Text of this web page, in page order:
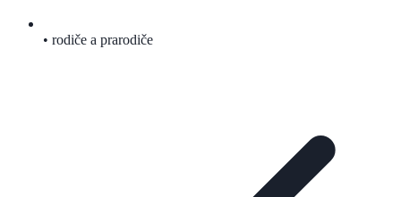
• rodiče a prarodiče